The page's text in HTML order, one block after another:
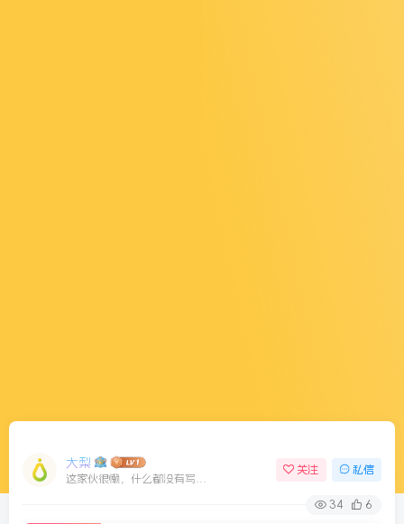
大梨
这家伙很懒，什么都没有写...
关注 私信
34 6